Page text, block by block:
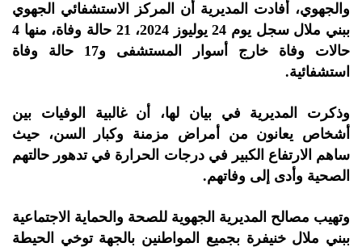
والجهوي، أفادت المديرية أن المركز الاستشفائي الجهوي
ببني ملال سجل يوم 24 يوليوز 2024، 21 حالة وفاة، منها 4
حالات وفاة خارج أسوار المستشفى و17 حالة وفاة
استشفائية.
وذكرت المديرية في بيان لها، أن غالبية الوفيات بين
أشخاص يعانون من أمراض مزمنة وكبار السن، حيث
ساهم الارتفاع الكبير في درجات الحرارة في تدهور حالتهم
الصحية وأدى إلى وفاتهم.
وتهيب مصالح المديرية الجهوية للصحة والحماية الاجتماعية
ببني ملال خنيفرة بجميع المواطنين بالجهة توخي الحيطة